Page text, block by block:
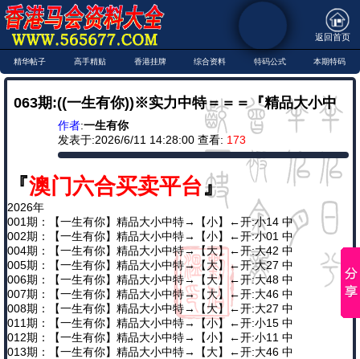
返回首页
精华帖子 高手精贴 香港挂牌 综合资料 特码公式 本期特码
063期:((一生有你))※实力中特＝＝＝『精品大小中
特』＝＝＝实力就是那么牛 期期大中！
作者:一生有你
发表于:2026/6/11 14:28:00 查看: 173
『澳门六合买卖平台』
2026年
001期：【一生有你】精品大小中特→【小】←开:小14 中
002期：【一生有你】精品大小中特→【小】←开:小01 中
004期：【一生有你】精品大小中特→【大】←开:大42 中
005期：【一生有你】精品大小中特→【大】←开:大27 中
006期：【一生有你】精品大小中特→【大】←开:大48 中
007期：【一生有你】精品大小中特→【大】←开:大46 中
008期：【一生有你】精品大小中特→【大】←开:大27 中
011期：【一生有你】精品大小中特→【小】←开:小15 中
012期：【一生有你】精品大小中特→【小】←开:小11 中
013期：【一生有你】精品大小中特→【大】←开:大46 中